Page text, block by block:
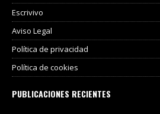
Escrivivo
Aviso Legal
Política de privacidad
Política de cookies
PUBLICACIONES RECIENTES